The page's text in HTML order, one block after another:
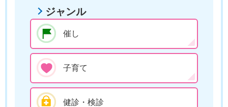
ジャンル
催し
子育て
健診・検診